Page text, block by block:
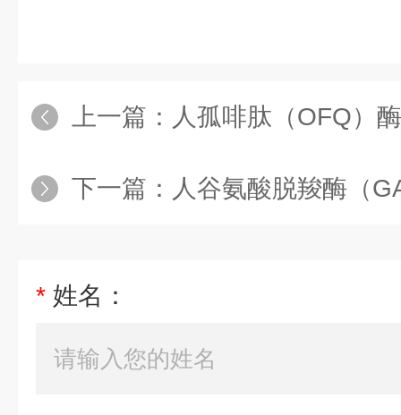
上一篇： 人孤啡肽（OFQ）
下一篇： 人谷氨酸脱羧酶（
* 姓名：